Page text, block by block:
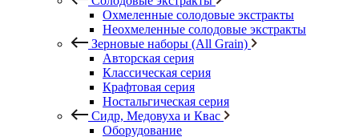
Охмеленные солодовые экстракты
Неохмеленные солодовые экстракты
Зерновые наборы (All Grain)
Авторская серия
Классическая серия
Крафтовая серия
Ностальгическая серия
Сидр, Медовуха и Квас
Оборудование